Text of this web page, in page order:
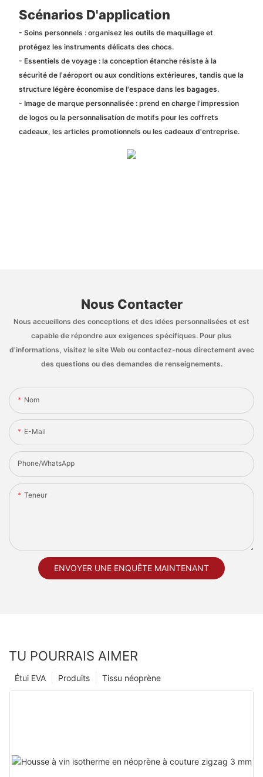
Scénarios D'application
- Soins personnels : organisez les outils de maquillage et
protégez les instruments délicats des chocs.
- Essentiels de voyage : la conception étanche résiste à la
sécurité de l'aéroport ou aux conditions extérieures, tandis que la
structure légère économise de l'espace dans les bagages.
- Image de marque personnalisée : prend en charge l'impression
de logos ou la personnalisation de motifs pour les coffrets
cadeaux, les articles promotionnels ou les cadeaux d'entreprise.
Nous Contacter
Nous accueillons des conceptions et des idées personnalisées et est
capable de répondre aux exigences spécifiques. Pour plus
d'informations, visitez le site Web ou contactez-nous directement avec
des questions ou des demandes de renseignements.
Nom
E-Mail
Phone/whatsApp
Teneur
ENVOYER UNE ENQUÊTE MAINTENANT
TU POURRAIS AIMER
Tissu néoprène
Produits
Étui EVA